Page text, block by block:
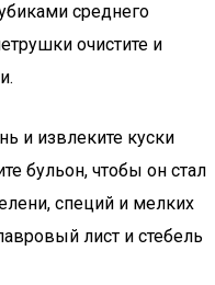
среднего
очистите и
и извлеките куски
бульон, чтобы он стал
специй и мелких
лист и стебель